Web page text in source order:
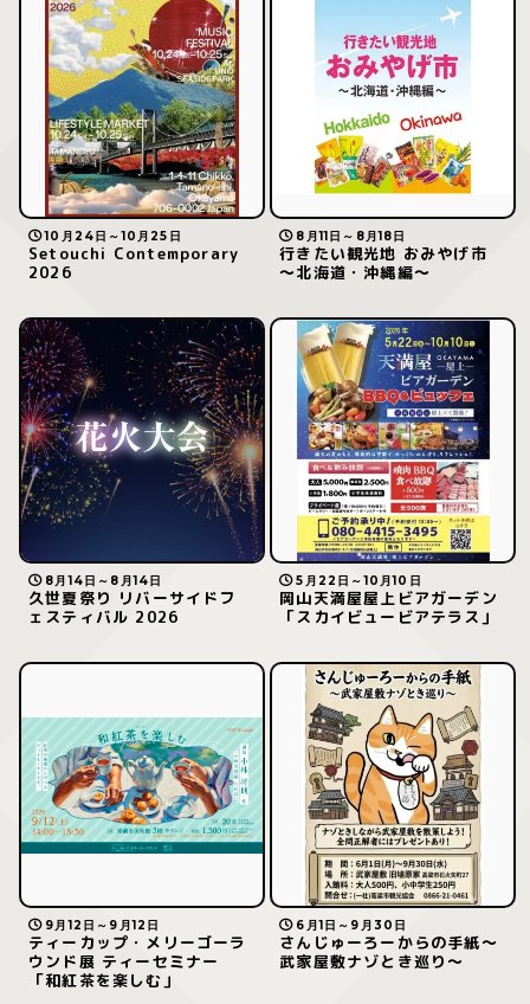
10月24日～10月25日
Setouchi Contemporary
2026
8月11日～8月18日
行きたい観光地 おみやげ市
～北海道・沖縄編～
8月14日～8月14日
久世夏祭り リバーサイドフ
ェスティバル 2026
5月22日～10月10日
岡山天満屋屋上ビアガーデン
「スカイビュービアテラス」
9月12日～9月12日
ティーカップ・メリーゴーラ
ウンド展 ティーセミナー
「和紅茶を楽しむ」
6月1日～9月30日
さんじゅーろーからの手紙〜
武家屋敷ナゾとき巡り〜